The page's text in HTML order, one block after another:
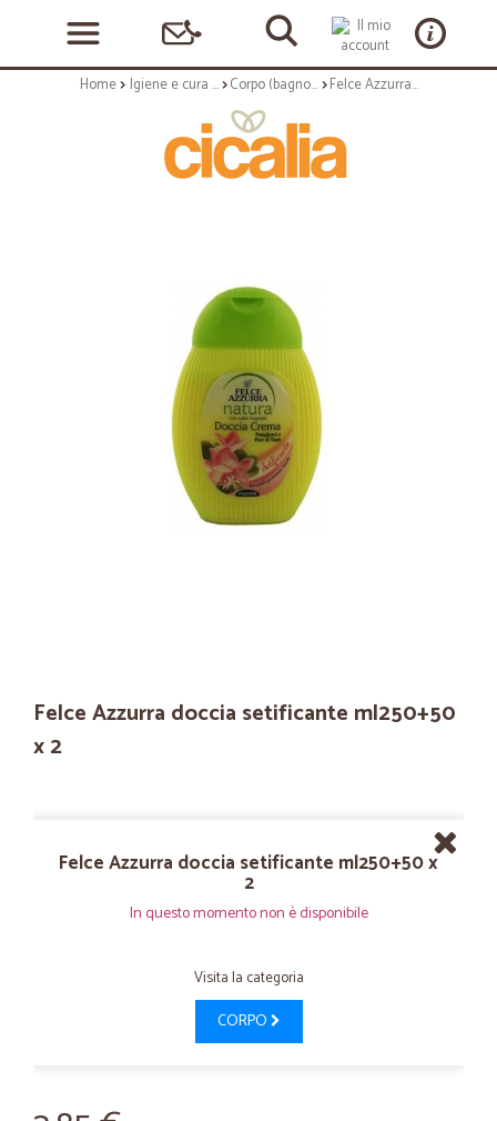
Home Igiene e cura personale Corpo (bagnoschiuma, crema corpo) Felce Azzurra doccia setificante ml250+50 x 2
Felce Azzurra doccia setificante ml250+50
x 2
Felce Azzurra doccia setificante ml250+50 x
2
In questo momento non è disponibile
Visita la categoria
CORPO